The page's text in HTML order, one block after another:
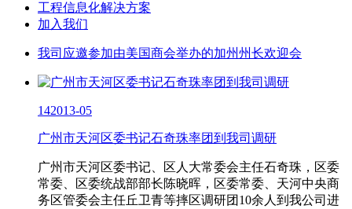
工程信息化解决方案
加入我们
我司应邀参加由美国商会举办的加州州长欢迎会
142013-05
广州市天河区委书记石奇珠率团到我司调研
广州市天河区委书记、区人大常委会主任石奇珠，区委
常委、区委统战部部长陈晓晖，区委常委、天河中央商
务区管委会主任丘卫青等摔区调研团10余人到我公司进